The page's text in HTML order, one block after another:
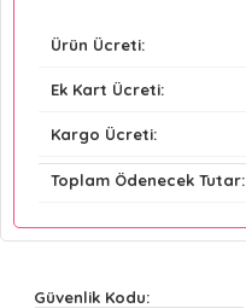
Ürün Ücreti:
Ek Kart Ücreti:
Kargo Ücreti:
Toplam Ödenecek Tutar:
Güvenlik Kodu: